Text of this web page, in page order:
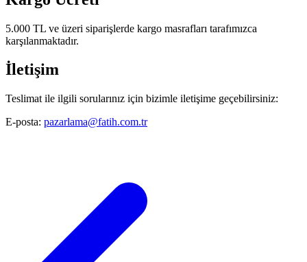
5.000 TL ve üzeri siparişlerde kargo masrafları tarafımızca
karşılanmaktadır.
İletişim
Teslimat ile ilgili sorularınız için bizimle iletişime geçebilirsiniz:
E-posta: pazarlama@fatih.com.tr